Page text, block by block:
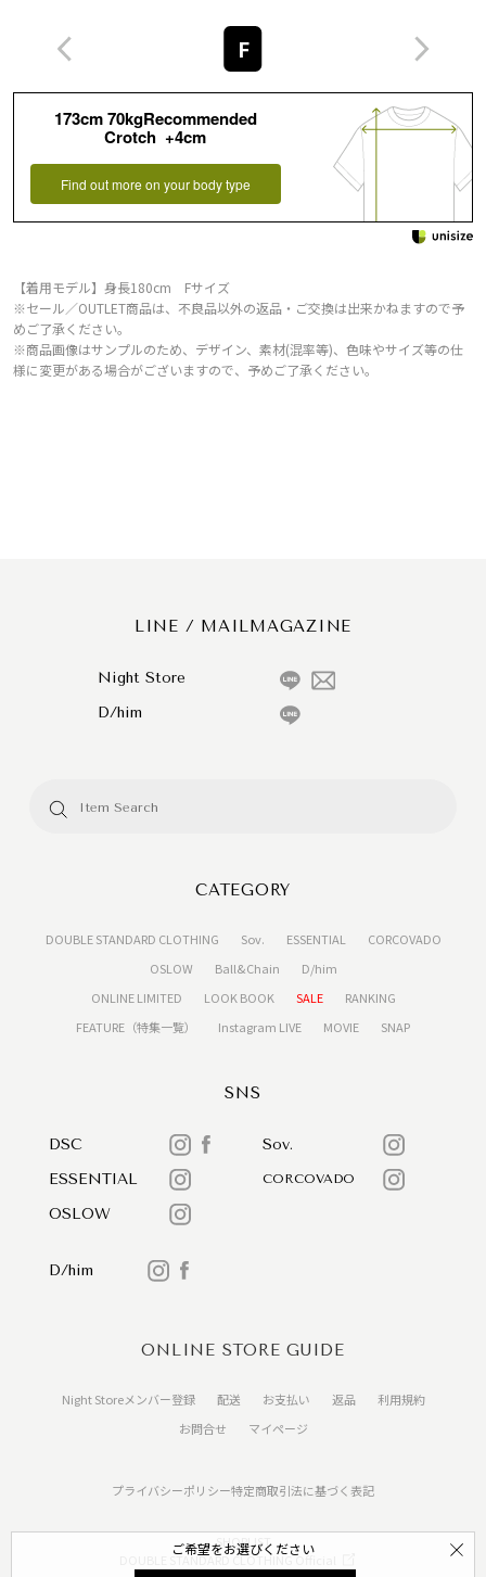
F
173cm 70kgRecommended
Crotch +4cm
Find out more on your body type
【着用モデル】身長180cm Fサイズ
※セール／OUTLET商品は、不良品以外の返品・ご交換は出来かねますので予
めご了承ください。
※商品画像はサンプルのため、デザイン、素材(混率等)、色味やサイズ等の仕
様に変更がある場合がございますので、予めご了承ください。
ご希望をお選びください
LINE / MAILMAGAZINE
Night Store
D/him
CATEGORY
DOUBLE STANDARD CLOTHING Sov. ESSENTIAL
CORCOVADO
OSLOW
Ball&Chain
D/him
ONLINE LIMITED
LOOK BOOK SALE
RANKING
FEATURE（特集一覧）
Instagram LIVE MOVIE SNAP
SNS
DSC
Sov.
ESSENTIAL
CORCOVADO
OSLOW
D/him
ONLINE STORE GUIDE
Night Storeメンバー登録 配送 お支払い 返品
利用規約
お問合せ
マイページ
プライバシーポリシー特定商取引法に基づく表記
SHOPLIST
DOUBLE STANDARD CLOTHING Official